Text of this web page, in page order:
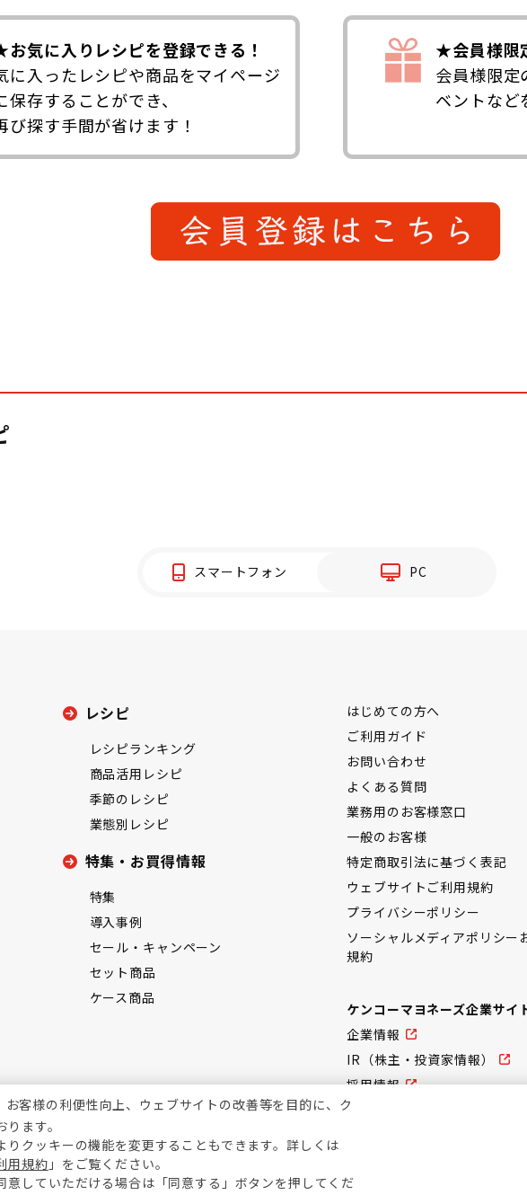
気に入りレシピを登録できる！
に入ったレシピや商品をマイページ
保存することができ、
び探す手間が省けます！
★会員様限
会員様限定
ベントなど
スマートフォン PC
レシピ
レシピランキング
商品活用レシピ
季節のレシピ
業態別レシピ
特集・お買得情報
特集
導入事例
セール・キャンペーン
セット商品
ケース商品
はじめての方へ
ご利用ガイド
お問い合わせ
よくある質問
業務用のお客様窓口
一般のお客様
特定商取引法に基づく表記
ウェブサイトご利用規約
プライバシーポリシー
ソーシャルメディアポリシー
規約
ケンコーマヨネーズ企業サイ
企業情報
IR（株主・投資家情報）
採用情報
お客様の利便性向上、ウェブサイトの改善等を目的に、ク
ます。
りクッキーの機能を変更することもできます。詳しくは
用規約 」をご覧ください。
意していただける場合は「同意する」ボタンを押してくだ